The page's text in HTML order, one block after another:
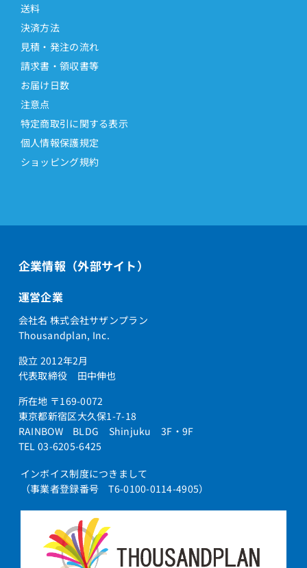
送料
決済方法
見積・発注の流れ
請求書・領収書等
お届け日数
注意点
特定商取引に関する表示
個人情報保護規定
ショッピング規約
企業情報（外部サイト）
運営企業
会社名 株式会社サザンプラン
Thousandplan, Inc.
設立 2012年2月
代表取締役 田中伸也
所在地 〒169-0072
東京都新宿区大久保1-7-18
RAINBOW BLDG Shinjuku 3F・9F
TEL 03-6205-6425
インボイス制度につきまして
（事業者登録番号 T6-0100-0114-4905）